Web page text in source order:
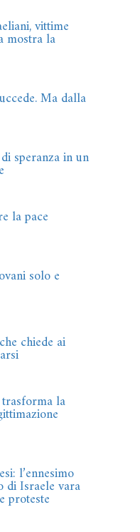
vittime
mostra la
Ma dalla
speranza in un
la pace
solo e
chiede ai
la
l’ennesimo
di Israele vara
proteste